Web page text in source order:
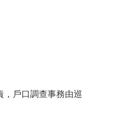
戶口調查事務由巡